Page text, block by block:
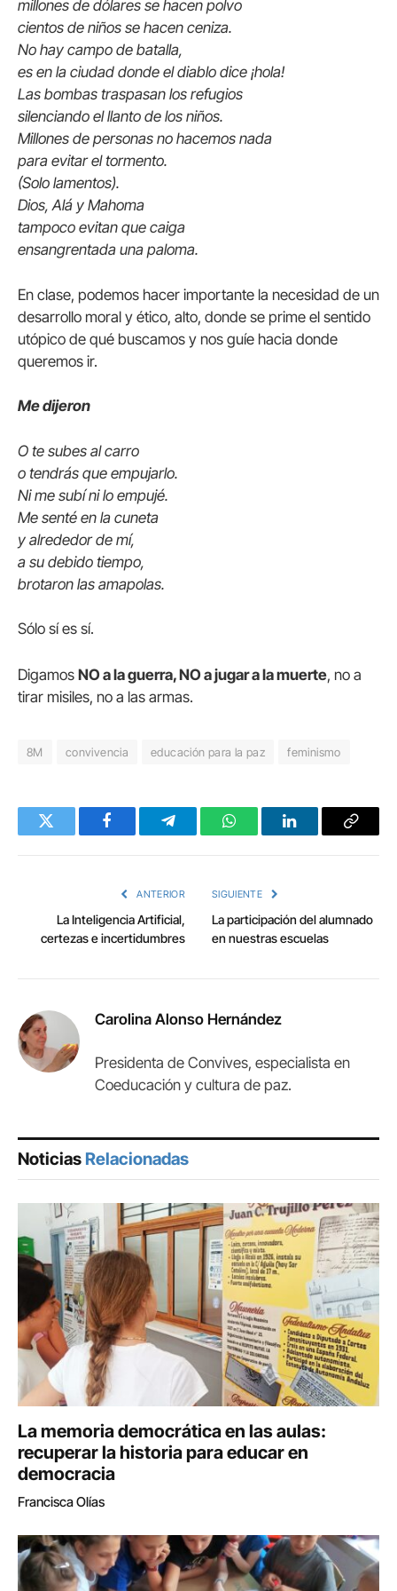
millones de dólares se hacen polvo
cientos de niños se hacen ceniza.
No hay campo de batalla,
es en la ciudad donde el diablo dice ¡hola!
Las bombas traspasan los refugios
silenciando el llanto de los niños.
Millones de personas no hacemos nada
para evitar el tormento.
(Solo lamentos).
Dios, Alá y Mahoma
tampoco evitan que caiga
ensangrentada una paloma.
En clase, podemos hacer importante la necesidad de un
desarrollo moral y ético, alto, donde se prime el sentido
utópico de qué buscamos y nos guíe hacia donde
queremos ir.
Me dijeron
O te subes al carro
o tendrás que empujarlo.
Ni me subí ni lo empujé.
Me senté en la cuneta
y alrededor de mí,
a su debido tiempo,
brotaron las amapolas.
Sólo sí es sí.
Digamos NO a la guerra, NO a jugar a la muerte, no a
tirar misiles, no a las armas.
8M convivencia educación para la paz feminismo
Twitter FacebookTelegramWhatsAppLinkedInCopy
ANTERIOR
La Inteligencia Artificial,
certezas e incertidumbres
SIGUIENTE
La participación del alumnado
en nuestras escuelas
Carolina Alonso Hernández
Presidenta de Convives, especialista en
Coeducación y cultura de paz.
Noticias Relacionadas
La memoria democrática en las aulas:
recuperar la historia para educar en
democracia
Francisca Olías